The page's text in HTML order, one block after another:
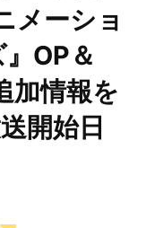
メーショ
OP＆
加情報を
開始日